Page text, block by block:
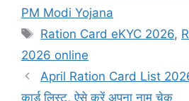
PM Modi Yojana
Tags
Ration Card eKYC 2026,
2026 online
April Ration Card List 2026
कार्ड लिस्ट, ऐसे करें अपना नाम चेक